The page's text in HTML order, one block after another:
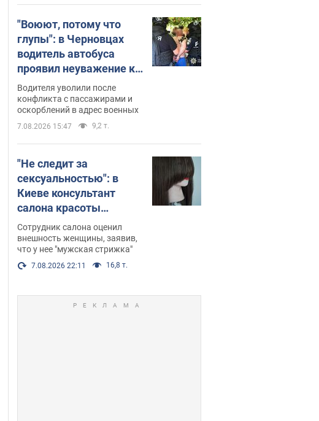
"Воюют, потому что
глупы": в Черновцах
водитель автобуса
проявил неуважение к
украинским военным и
поплатился за это.
Видео
Водителя уволили после
конфликта с пассажирами и
оскорблений в адрес военных
7.08.2026 15:47 9,2 т.
"Не следит за
сексуальностью": в
Киеве консультант
салона красоты
оскорбил женщину
после химиотерапии,
разгорелся скандал.
Фото
Сотрудник салона оценил
внешность женщины, заявив,
что у нее "мужская стрижка"
7.08.2026 22:11 16,8 т.